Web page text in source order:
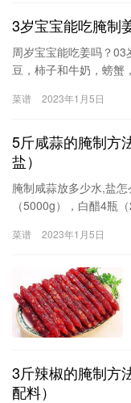
3岁宝宝能吃腌制
周岁宝宝能吃姜吗？
豆，柿子和牛奶，螃蟹
不注意很容易引起窒息
以及韧长的粉条、面条
菜谱 2023年1月5日
5斤咸蒜的腌制方
盐）
腌制咸蒜放多少水,盐
（5000g），白醋4瓶
齐。2.先用流动水清洗
分。3.在煮锅中加入
菜谱 2023年1月5日
3斤辣椒的腌制方
配料）